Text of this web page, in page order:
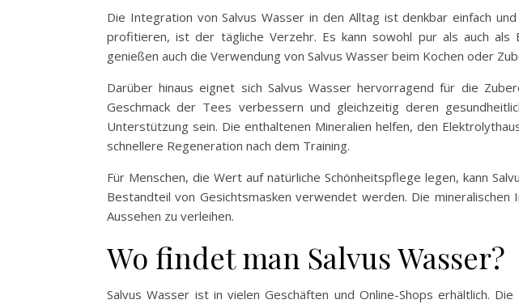
Die Integration von Salvus Wasser in den Alltag ist denkbar einfach
profitieren, ist der tägliche Verzehr. Es kann sowohl pur als auch
genießen auch die Verwendung von Salvus Wasser beim Kochen oder
Darüber hinaus eignet sich Salvus Wasser hervorragend für die
Geschmack der Tees verbessern und gleichzeitig deren
Unterstützung sein. Die enthaltenen Mineralien helfen, den
schnellere Regeneration nach dem Training.
Für Menschen, die Wert auf natürliche Schönheitspflege legen, kann
Bestandteil von Gesichtsmasken verwendet werden. Die
Aussehen zu verleihen.
Wo findet man Salvus Wasser?
Salvus Wasser ist in vielen Geschäften und Online-Shops erhältlich.